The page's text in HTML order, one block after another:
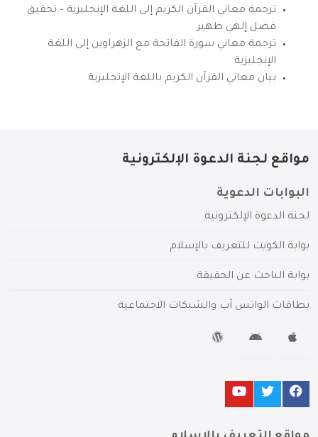
ترجمة معاني القرآن الكريم إلى اللغة الإنجليزية – تحقيق
فضل إلهي ظهير
ترجمة معاني سورة الفاتحة مع الزهراوين إلى اللغة
الإنجليزية
بيان معاني القرآن الكريم باللغة الإنجليزية
مواقع لجنة الدعوة الإلكترونية
البوابات الدعوية
لجنة الدعوة الإلكترونية
بوابة الكويت للتعريف بالإسلام
بوابة الباحث عن الحقيقة
بطاقات الواتس آب والشبكات الاجتماعية